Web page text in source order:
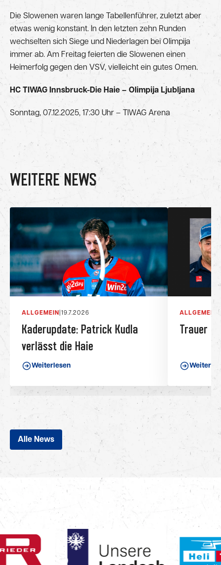
Die Slowenen waren lange Tabellenführer, zuletzt aber
etwas wenig konstant. In den letzten zehn Runden
wechselten sich Siege und Niederlagen bei Olimpija
immer ab. Am Freitag feierten die Slowenen einen
Heimerfolg gegen den VSV, vielleicht ein gutes Omen.
HC TIWAG Innsbruck-Die Haie – Olimpija Ljubljana
Sonntag, 07.12.2025, 17:30 Uhr – TIWAG Arena
WEITERE NEWS
ALLGEMEIN 19.7.2026
Kaderupdate: Patrick Kudla
verlässt die Haie
Weiterlesen
ALLGEMEIN |
Trauer
Alle News